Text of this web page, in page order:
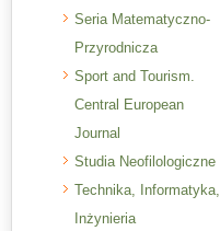
Seria Matematyczno-
Przyrodnicza
Sport and Tourism.
Central European
Journal
Studia Neofilologiczne
Technika, Informatyka,
Inżynieria